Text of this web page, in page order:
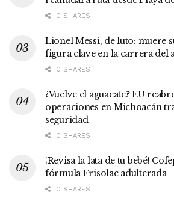
0 SHARES
Lionel Messi, de luto: muere
figura clave en la carrera del
0 SHARES
¿Vuelve el aguacate? EU
operaciones en Michoacán
seguridad
0 SHARES
¡Revisa la lata de tu bebé!
fórmula Frisolac adulterada
0 SHARES